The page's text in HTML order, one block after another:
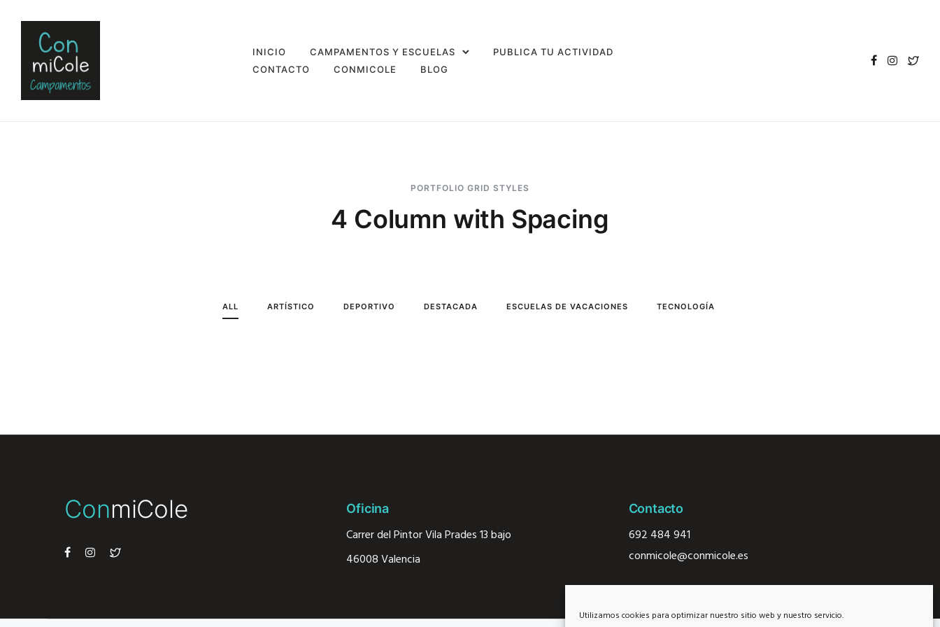
Utilizamos cookies para optimizar nuestro sitio web y nuestro servicio.
INICIO CAMPAMENTOS Y ESCUELAS
PUBLICA TU ACTIVIDAD
CONTACTO
CONMICOLE BLOG
PORTFOLIO GRID STYLES
4 Column with Spacing
ALL ARTÍSTICO DEPORTIVO DESTACADA ESCUELAS DE VACACIONES TECNOLOGÍA
ConmiCole Oficina
Carrer del Pintor Vila Prades 13 bajo
46008 Valencia
Contacto
692 484 941
conmicole@conmicole.es